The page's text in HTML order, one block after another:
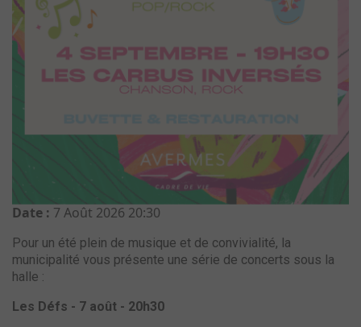
Date : 7 Août 2026 20:30
Pour un été plein de musique et de convivialité, la
municipalité vous présente une série de concerts sous la
halle :
Les Défs - 7 août - 20h30